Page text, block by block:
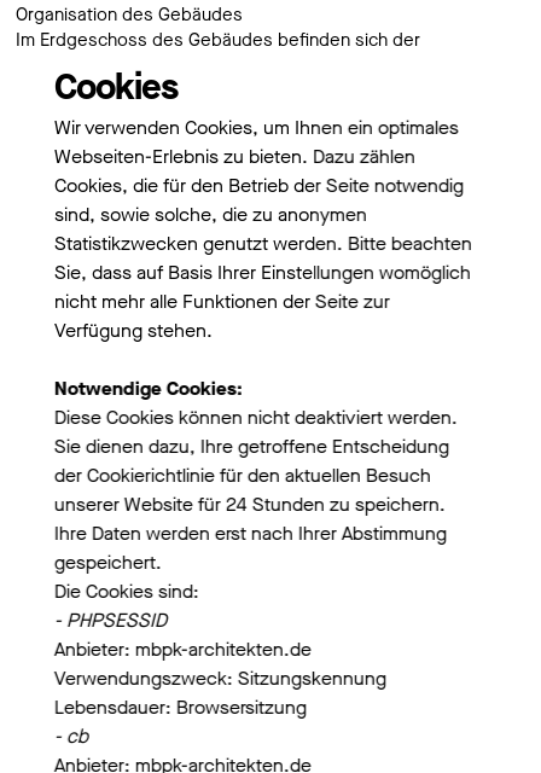
Organisation des Gebäudes
Im Erdgeschoss des Gebäudes befinden sich der
Gemeinschaftraum, die Tagespflege und die
Pflegewohngruppe. Als „öffentlich" zugänglicher Raum ist
der Gemeinschaftsraum an der Ecke zur Köchlinstraße und
dem neuen Verbindungsweg zur Kirche platziert. Dieser
Raum öffnet das Gebäude zur Gemeinde an der für die
Wahrnehmung wichtigen Stelle. Daran angrenzend befindet
sich die Tagespflege mit gemeinsamer Küche. Für die
Bewohner der oberen Geschosse gibt es ein Zugang in
den Garten und daran anschließend die
Pflegewohngruppe. In den Obergeschoßen befindet sich
der Curarestützpunkt und 24 Wohnungen. Alle Wohnungen
sind barrierefrei erreichbar und entsprechend
belichteten Fluren sind verschiedene Begegnungs- und
Serviceräume vorgesehen mit Blickbeziehungen nach
außen.
Freiflächen
Zur Erschließung der verschiedenen Nutzungen wird ein
großzügiger Eingangshof ausgebildet. Dieser ermöglicht
die Zufahrt für die Fahrzeuge der Tagespflege mit
überdachtem Eingangsbereich. Die Gestaltung des Hofes
ist zudem darauf ausgerichtet, dass dieser auch als
Begegnungsfläche genutzt wird. Als zweiter ruhiger
Freiraum ist ein Wohnhof vorgesehen. Dieser öffnet sich
nach Süden zum Garten mit Freiflächen für die
Pflegewohngruppe und für die Bewohner der oberen
Geschosse.
Cookies
Wir verwenden Cookies, um Ihnen ein optimales
Webseiten-Erlebnis zu bieten. Dazu zählen
Cookies, die für den Betrieb der Seite notwendig
sind, sowie solche, die zu anonymen
Statistikzwecken genutzt werden. Bitte beachten
Sie, dass auf Basis Ihrer Einstellungen womöglich
nicht mehr alle Funktionen der Seite zur
Verfügung stehen.
Notwendige Cookies:
Diese Cookies können nicht deaktiviert werden.
Sie dienen dazu, Ihre getroffene Entscheidung
der Cookierichtlinie für den aktuellen Besuch
unserer Website für 24 Stunden zu speichern.
Ihre Daten werden erst nach Ihrer Abstimmung
gespeichert.
Die Cookies sind:
- PHPSESSID
Anbieter: mbpk-architekten.de
Verwendungszweck: Sitzungskennung
Lebensdauer: Browsersitzung
- cb
Anbieter: mbpk-architekten.de